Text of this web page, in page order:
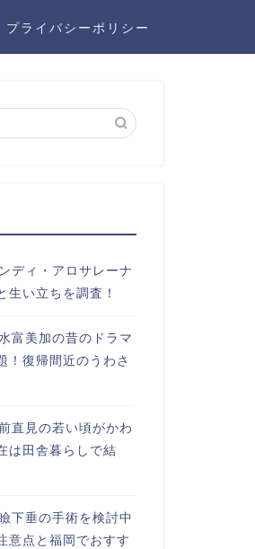
プライバシーポリシー
ディ・アロサレーナ
生い立ちを調査！
富美加の昔のドラマ
！復帰間近のうわさ
直見の若い頃がかわ
は田舎暮らしで結
下垂の手術を検討中
意点と福岡でおすす